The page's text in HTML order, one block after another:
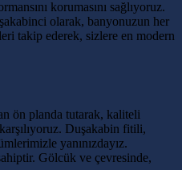
korumasını sağlıyoruz.
olarak, banyonuzun her
takip ederek, sizlere en modern
ön planda tutarak, kaliteli
Duşakabin fitili,
yanınızdayız.
Gölcük ve çevresinde,